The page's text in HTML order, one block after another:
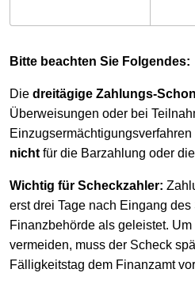
Bitte beachten Sie Folgendes:
Die dreitägige Zahlungs-
Überweisungen oder bei
nicht für die Barzahlung oder
Wichtig für Scheckzahler:
erst drei Tage nach Eingang
Finanzbehörde als geleistet.
vermeiden, muss der Scheck
Fälligkeitstag dem Finanzamt